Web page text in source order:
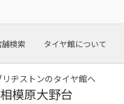
舗検索 タイヤ館について
ヂストンのタイヤ館へ
模原大野台